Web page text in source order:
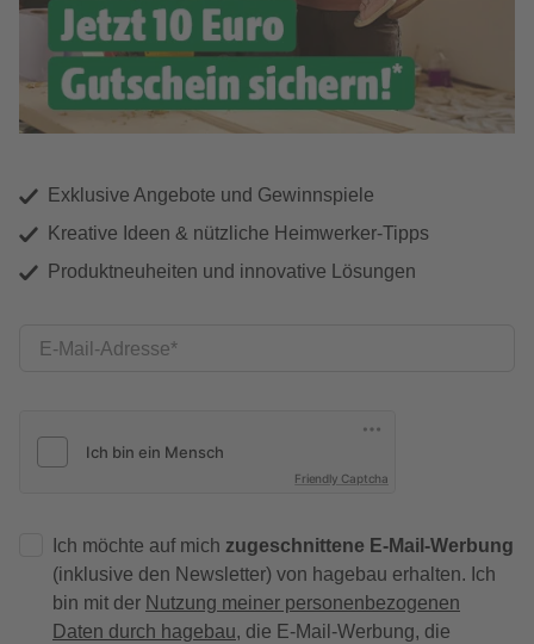
Exklusive Angebote und Gewinnspiele
Kreative Ideen & nützliche Heimwerker-Tipps
Produktneuheiten und innovative Lösungen
E-Mail-Adresse
Friendly Captcha
Ich möchte auf mich zugeschnittene E-Mail-Werbung
(inklusive den Newsletter) von hagebau erhalten. Ich
bin mit der Nutzung meiner personenbezogenen
Daten durch hagebau, die E-Mail-Werbung, die